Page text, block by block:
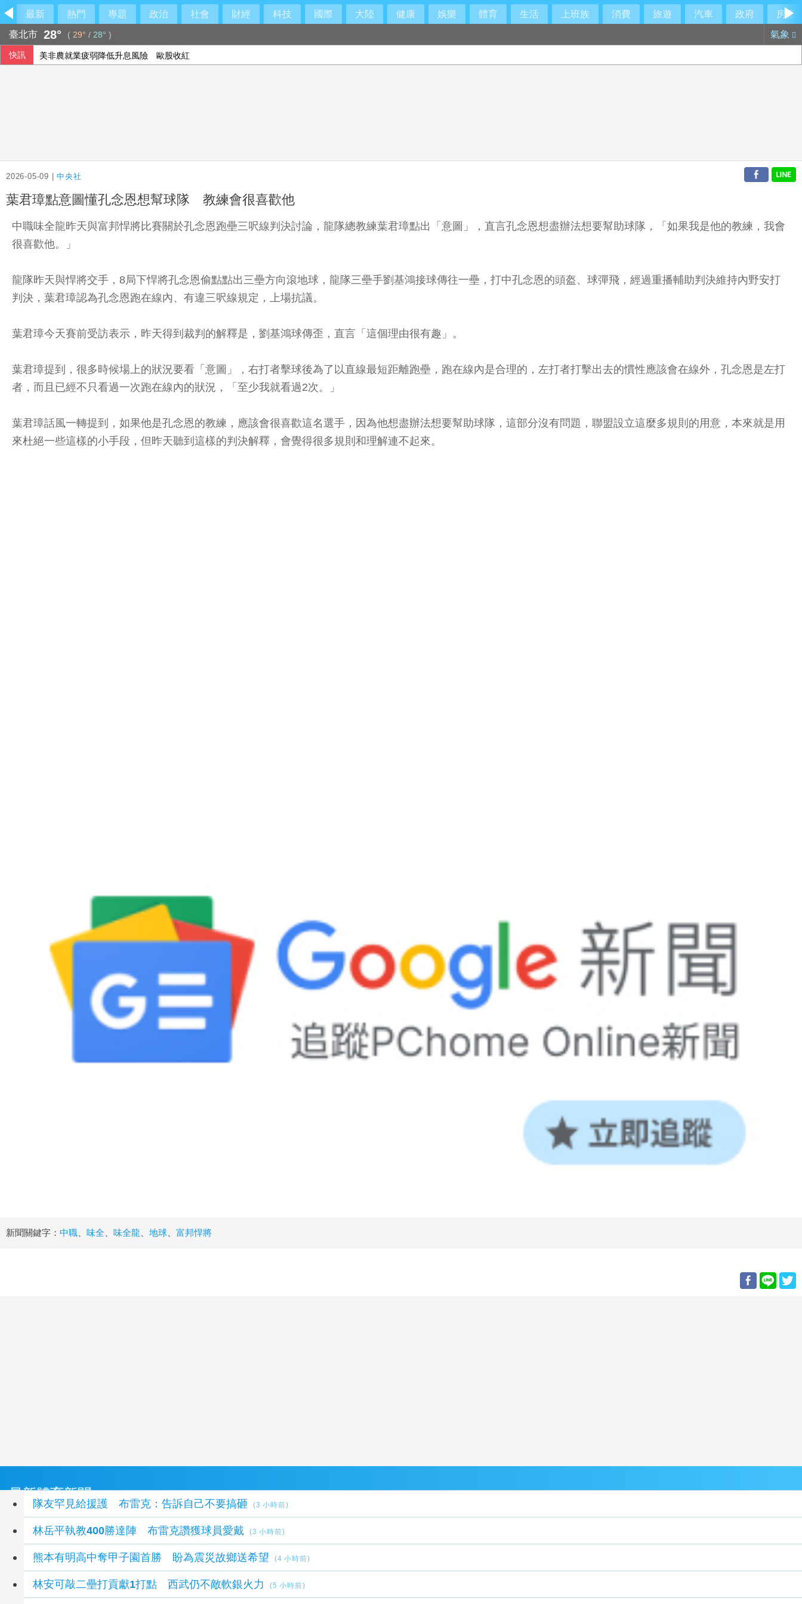
最新 熱門 專題 政治 社會 財經 科技 國際 大陸 健康 娛樂 體育 生活 上班族 消費 旅遊 汽車 政府
房產
臺北市 28° ( 29° / 28° ) 氣象
快訊 美非農就業疲弱降低升息風險 歐股收紅
2026-05-09 |中央社
葉君璋點意圖懂孔念恩想幫球隊 教練會很喜歡他
中職味全龍昨天與富邦悍將比賽關於孔念恩跑壘三呎線判決討論，龍隊總教練葉君璋點出「意圖」，直言孔念恩想盡辦法想要幫助球隊，「如果我是他的教練，我會
很喜歡他。」
龍隊昨天與悍將交手，8局下悍將孔念恩偷點點出三壘方向滾地球，龍隊三壘手劉基鴻接球傳往一壘，打中孔念恩的頭盔、球彈飛，經過重播輔助判決維持內野安打
判決，葉君璋認為孔念恩跑在線內、有違三呎線規定，上場抗議。
葉君璋今天賽前受訪表示，昨天得到裁判的解釋是，劉基鴻球傳歪，直言「這個理由很有趣」。
葉君璋提到，很多時候場上的狀況要看「意圖」，右打者擊球後為了以直線最短距離跑壘，跑在線內是合理的，左打者打擊出去的慣性應該會在線外，孔念恩是左打
者，而且已經不只看過一次跑在線內的狀況，「至少我就看過2次。」
葉君璋話風一轉提到，如果他是孔念恩的教練，應該會很喜歡這名選手，因為他想盡辦法想要幫助球隊，這部分沒有問題，聯盟設立這麼多規則的用意，本來就是用
來杜絕一些這樣的小手段，但昨天聽到這樣的判決解釋，會覺得很多規則和理解連不起來。
新聞關鍵字： 中職、 味全、 味全龍、 地球、 富邦悍將
最新體育新聞
隊友罕見給援護 布雷克：告訴自己不要搞砸 (3 小時前)
林岳平執教400勝達陣 布雷克讚獲球員愛戴 (3 小時前)
熊本有明高中奪甲子園首勝 盼為震災故鄉送希望 (4 小時前)
林安可敲二壘打貢獻1打點 西武仍不敵軟銀火力 (5 小時前)